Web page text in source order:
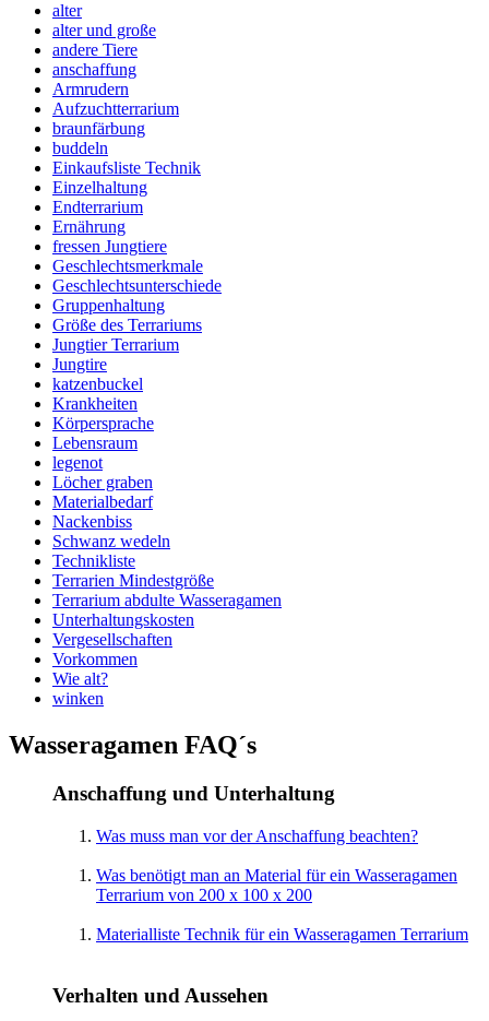
alter
alter und große
andere Tiere
anschaffung
Armrudern
Aufzuchtterrarium
braunfärbung
buddeln
Einkaufsliste Technik
Einzelhaltung
Endterrarium
Ernährung
fressen Jungtiere
Geschlechtsmerkmale
Geschlechtsunterschiede
Gruppenhaltung
Größe des Terrariums
Jungtier Terrarium
Jungtire
katzenbuckel
Krankheiten
Körpersprache
Lebensraum
legenot
Löcher graben
Materialbedarf
Nackenbiss
Schwanz wedeln
Technikliste
Terrarien Mindestgröße
Terrarium abdulte Wasseragamen
Unterhaltungskosten
Vergesellschaften
Vorkommen
Wie alt?
winken
Wasseragamen FAQ´s
Anschaffung und Unterhaltung
Was muss man vor der Anschaffung beachten?
Was benötigt man an Material für ein Wasseragamen
Terrarium von 200 x 100 x 200
Materialliste Technik für ein Wasseragamen Terrarium
Verhalten und Aussehen